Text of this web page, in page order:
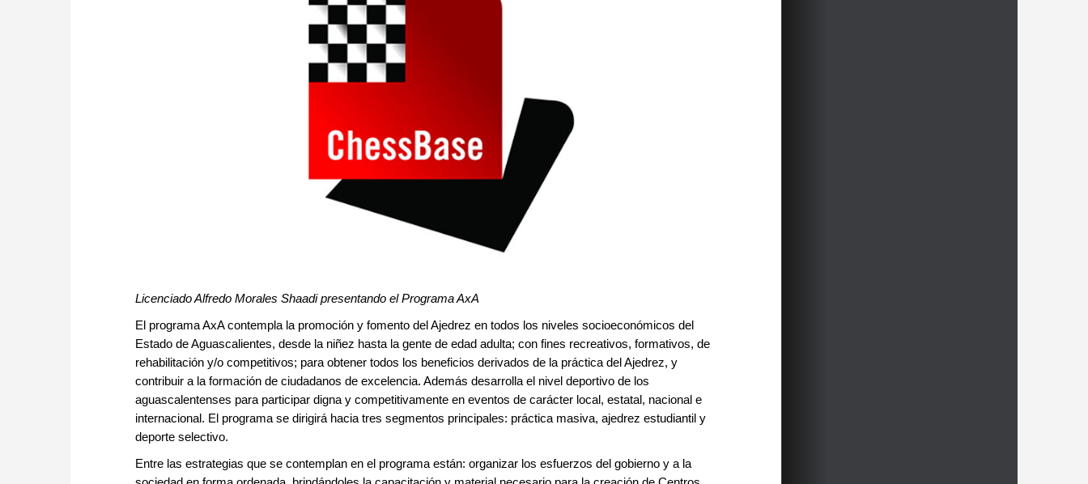
Licenciado Alfredo Morales Shaadi presentando el Programa AxA
El programa AxA contempla la promoción y fomento del Ajedrez en todos los niveles socioeconómicos del
Estado de Aguascalientes, desde la niñez hasta la gente de edad adulta; con fines recreativos, formativos, de
rehabilitación y/o competitivos; para obtener todos los beneficios derivados de la práctica del Ajedrez, y
contribuir a la formación de ciudadanos de excelencia. Además desarrolla el nivel deportivo de los
aguascalentenses para participar digna y competitivamente en eventos de carácter local, estatal, nacional e
internacional. El programa se dirigirá hacia tres segmentos principales: práctica masiva, ajedrez estudiantil y
deporte selectivo.
Entre las estrategias que se contemplan en el programa están: organizar los esfuerzos del gobierno y a la